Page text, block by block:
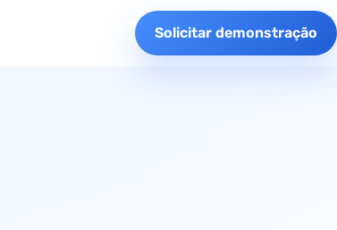
Solicitar demonstração